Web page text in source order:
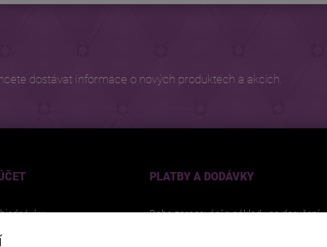
dostávat informace o nových produktech a akcích.
PLATBY A DODÁVKY
Doba zpracování a náklady na doručení